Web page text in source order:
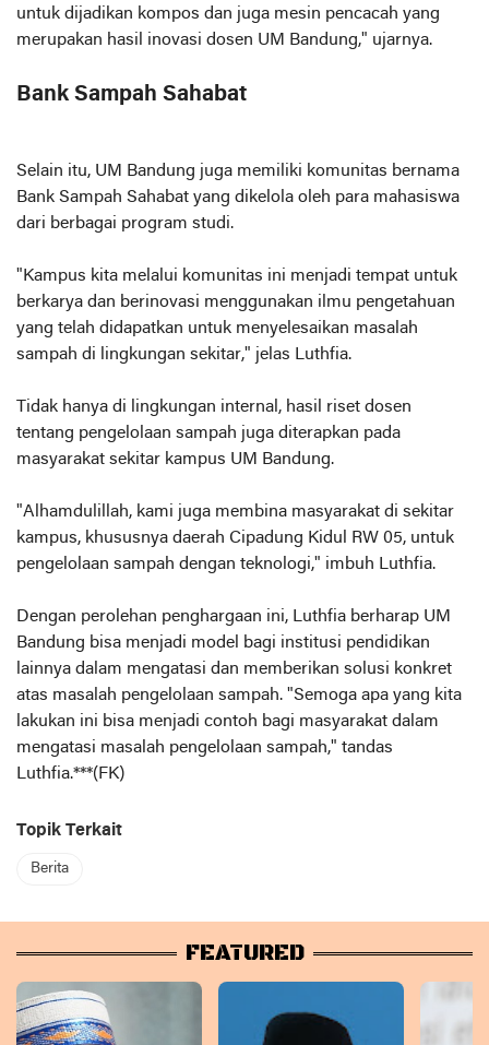
untuk dijadikan kompos dan juga mesin pencacah yang
merupakan hasil inovasi dosen UM Bandung," ujarnya.
Bank Sampah Sahabat
Selain itu, UM Bandung juga memiliki komunitas bernama
Bank Sampah Sahabat yang dikelola oleh para mahasiswa
dari berbagai program studi.
"Kampus kita melalui komunitas ini menjadi tempat untuk
berkarya dan berinovasi menggunakan ilmu pengetahuan
yang telah didapatkan untuk menyelesaikan masalah
sampah di lingkungan sekitar," jelas Luthfia.
Tidak hanya di lingkungan internal, hasil riset dosen
tentang pengelolaan sampah juga diterapkan pada
masyarakat sekitar kampus UM Bandung.
"Alhamdulillah, kami juga membina masyarakat di sekitar
kampus, khususnya daerah Cipadung Kidul RW 05, untuk
pengelolaan sampah dengan teknologi," imbuh Luthfia.
Dengan perolehan penghargaan ini, Luthfia berharap UM
Bandung bisa menjadi model bagi institusi pendidikan
lainnya dalam mengatasi dan memberikan solusi konkret
atas masalah pengelolaan sampah. "Semoga apa yang kita
lakukan ini bisa menjadi contoh bagi masyarakat dalam
mengatasi masalah pengelolaan sampah," tandas
Luthfia.***(FK)
Topik Terkait
Berita
FEATURED